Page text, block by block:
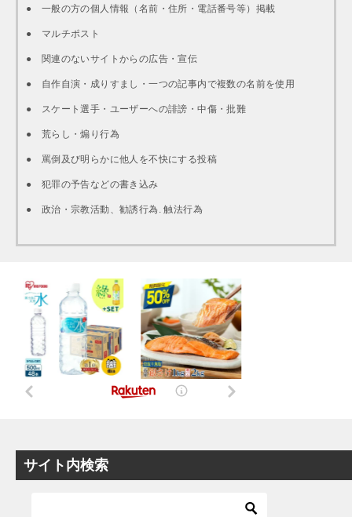
● 一般の方の個人情報（名前・住所・電話番号等）掲載
● マルチポスト
● 関連のないサイトからの広告・宣伝
● 自作自演・成りすまし・一つの記事内で複数の名前を使用
● スケート選手・ユーザーへの誹謗・中傷・批難
● 荒らし・煽り行為
● 罵倒及び明らかに他人を不快にする投稿
● 犯罪の予告などの書き込み
● 政治・宗教活動、勧誘行為. 触法行為
サイト内検索